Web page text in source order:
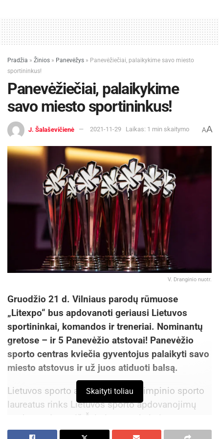
Pradžia » Žinios » Panevėžys » Panevėžiečiai, palaikykime savo miesto
sportininkus!
Panevėžiečiai, palaikykime
savo miesto sportininkus!
J. Šalaševičienė 2021-11-29 Laikas: 1 min skaitymo AA
V. Dranginio nuotr.
Gruodžio 21 d. Vilniaus parodų rūmuose
„Litexpo“ bus apdovanoti geriausi Lietuvos
sportininkai, komandos ir treneriai. Nominantų
gretose – ir 5 Panevėžio atstovai! Panevėžio
sporto centras kviečia gyventojus palaikyti savo
miesto atstovus ir už juos atiduoti balsą.
Lietuvos sporto apdovanojimų olimpinio sporto
laureatus rinks Lietuvos sporto apdovanojimų
taryba, sudaryta iš Švietimo, mokslo ir sporto
ministerijos, LTOK, Lietuvos paralimpinio
Skaityti toliau